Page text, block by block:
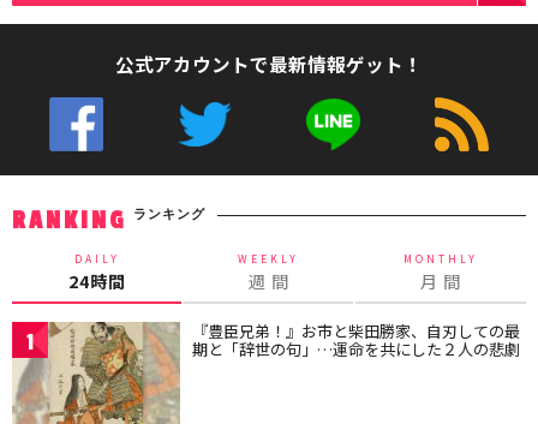
公式アカウントで最新情報ゲット！
RANKING ランキング
DAILY
24時間
WEEKLY
週 間
MONTHLY
月 間
1 『豊臣兄弟！』お市と柴田勝家、自刃しての最
期と「辞世の句」…運命を共にした２人の悲劇